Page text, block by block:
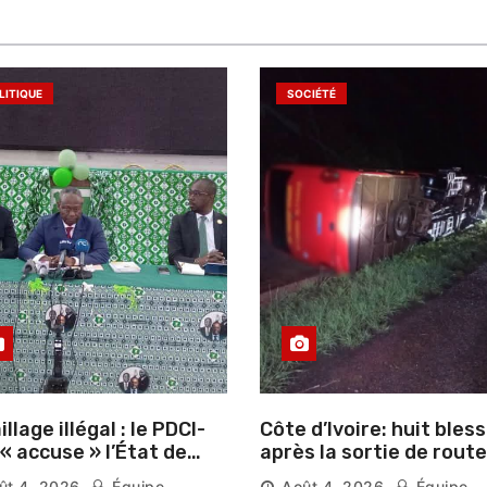
illégal : le PDCI-
prospérer un «
SOCIÉTÉ
Côte d’Ivoire: huit
après la sortie de route
d’un car près de